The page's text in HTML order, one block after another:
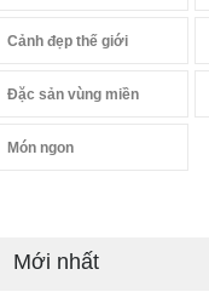
Cảnh đẹp thế giới
Đặc sản vùng miền
Món ngon
Mới nhất